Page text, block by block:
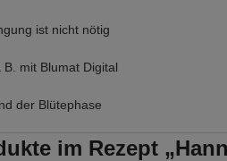
ist nicht nötig
mit Blumat Digital
der Blütephase
im Rezept